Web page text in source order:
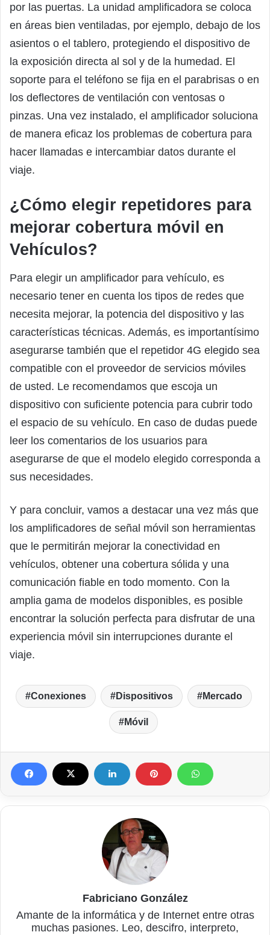
por las puertas. La unidad amplificadora se coloca
en áreas bien ventiladas, por ejemplo, debajo de los
asientos o el tablero, protegiendo el dispositivo de
la exposición directa al sol y de la humedad. El
soporte para el teléfono se fija en el parabrisas o en
los deflectores de ventilación con ventosas o
pinzas. Una vez instalado, el amplificador soluciona
de manera eficaz los problemas de cobertura para
hacer llamadas e intercambiar datos durante el
viaje.
¿Cómo elegir repetidores para
mejorar cobertura móvil en
Vehículos?
Para elegir un amplificador para vehículo, es
necesario tener en cuenta los tipos de redes que
necesita mejorar, la potencia del dispositivo y las
características técnicas. Además, es importantísimo
asegurarse también que el repetidor 4G elegido sea
compatible con el proveedor de servicios móviles
de usted. Le recomendamos que escoja un
dispositivo con suficiente potencia para cubrir todo
el espacio de su vehículo. En caso de dudas puede
leer los comentarios de los usuarios para
asegurarse de que el modelo elegido corresponda a
sus necesidades.
Y para concluir, vamos a destacar una vez más que
los amplificadores de señal móvil son herramientas
que le permitirán mejorar la conectividad en
vehículos, obtener una cobertura sólida y una
comunicación fiable en todo momento. Con la
amplia gama de modelos disponibles, es posible
encontrar la solución perfecta para disfrutar de una
experiencia móvil sin interrupciones durante el
viaje.
Conexiones Dispositivos Mercado
Móvil
Fabriciano González
Amante de la informática y de Internet entre otras
muchas pasiones. Leo, descifro, interpreto,